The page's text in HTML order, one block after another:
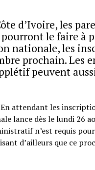
d’Ivoire, les
pourront le faire à
nationale, les
prochain. Les
peuvent
attendant les
lance dès le lundi 26
n’est requis
d’ailleurs que ce